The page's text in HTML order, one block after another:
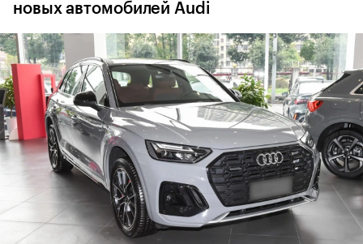
новых автомобилей Audi